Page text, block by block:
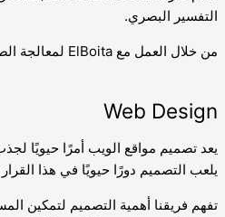
التفسير البصري.
من خلال العمل مع ElBoita لمعالجة الصور، يمكنك تحويل صورك إلى أدوات للإغراء وتحفيز الذاكرة وتحسين الفهم لقرائك. اتصل بنا لمعرفة المزيد حول كيف يمكننا مساعدتك في تحقيق أهدافك في الاتصال البصري.
Web Design
يعد تصميم مواقع الويب أمرًا حيويًا
يلعب التصميم دورًا حيويًا في هذا
تفهم فريقنا أهمية التصميم لتمكين